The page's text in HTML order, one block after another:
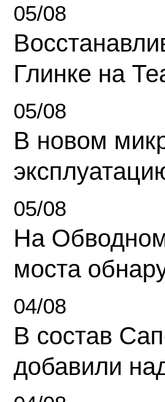
05/08
Глинке на
05/08
В новом
05/08
На
моста
04/08
В состав
добавили